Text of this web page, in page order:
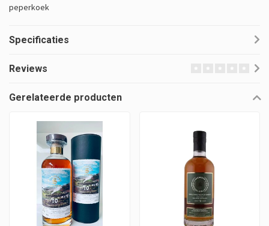
peperkoek
Specificaties
Reviews
Gerelateerde producten